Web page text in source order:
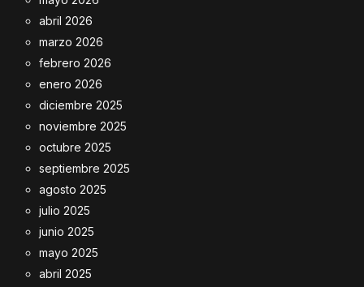
abril 2026
marzo 2026
febrero 2026
enero 2026
diciembre 2025
noviembre 2025
octubre 2025
septiembre 2025
agosto 2025
julio 2025
junio 2025
mayo 2025
abril 2025